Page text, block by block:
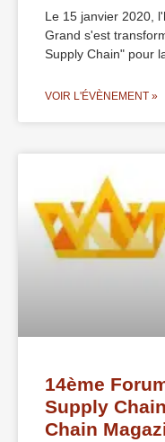
Le 15 janvier 2020,
Grand s'est
Supply Chain" pour
VOIR L'ÉVÈNEMENT »
14ème
Supply
Chain